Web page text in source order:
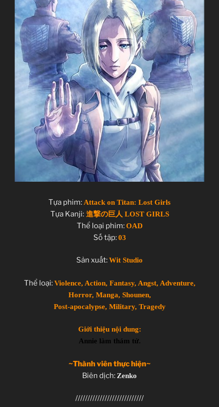
Tựa phim: Attack on Titan: Lost Girls
Tựa Kanji: 進撃の巨人 LOST GIRLS
Thể loại phim:OAD
Số tập:03
Sản xuất:Wit Studio
Thể loại: Violence, Action, Fantasy, Angst, Adventure,
Horror, Manga, Shounen,
Post-apocalypse, Military, Tragedy
Giới thiệu nội dung:
Annie làm thám tử.
~Thành viên thực hiện~
Biên dịch: Zenko
////////////////////////////